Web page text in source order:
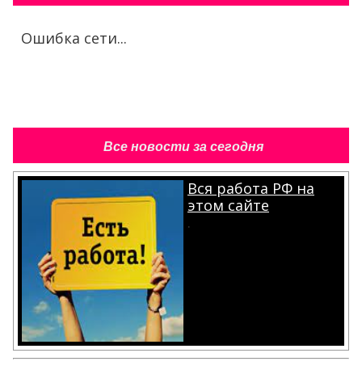
Ошибка сети...
Все новости за сегодня
Вся работа РФ на
этом сайте
.